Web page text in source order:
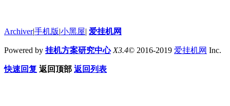
Archiver|手机版|小黑屋| 爱挂机网
Powered by 挂机方案研究中心 X3.4© 2016-2019 爱挂机网 Inc.
快速回复 返回顶部 返回列表